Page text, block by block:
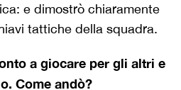
e dimostrò chiaramente
tattiche della squadra.
a giocare per gli altri e
Come andò?